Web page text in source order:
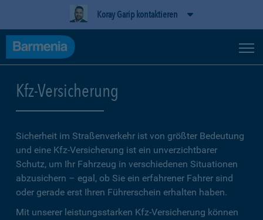
Koray Garip kontaktieren
Kfz-Versicherung
Sicherheit im Straßenverkehr ist von größter Bedeutung
und eine Kfz-Versicherung ist ein unverzichtbarer
Schutz, um Ihr Fahrzeug in verschiedenen Situationen
abzusichern – egal, ob Sie ein erfahrener Fahrer sind
oder gerade erst Ihren Führerschein erhalten haben.
Mit unserer leistungsstarken Kfz-Versicherung können